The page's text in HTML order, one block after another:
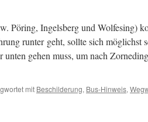
Pöring, Ingelsberg und Wolfesing)
runter geht, sollte sich möglichst
unten gehen muss, um nach
mit Beschilderung, Bus-Hinweis,